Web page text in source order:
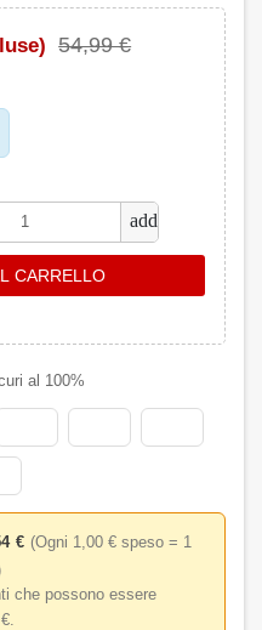
54,99 €
add
CARRELLO
al 100%
€ (Ogni 1,00 € speso = 1
che possono essere